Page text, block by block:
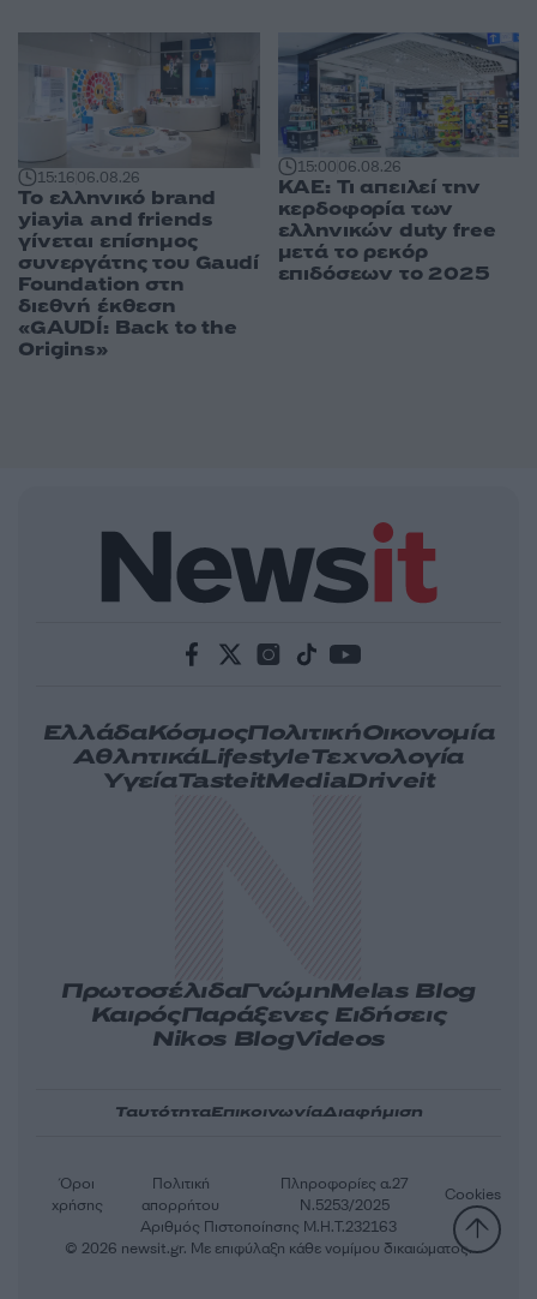
15:1606.08.26
Το ελληνικό brand
yiayia and friends
γίνεται επίσημος
συνεργάτης του Gaudí
Foundation στη
διεθνή έκθεση
«GAUDÍ: Back to the
Origins»
15:0006.08.26
ΚΑΕ: Τι απειλεί την
κερδοφορία των
ελληνικών duty free
μετά το ρεκόρ
επιδόσεων το 2025
ΕλλάδαΚόσμοςΠολιτικήΟικονομία
ΑθλητικάLifestyleΤεχνολογία
ΥγείαTasteitMediaDriveit
ΠρωτοσέλιδαΓνώμηMelas Blog
ΚαιρόςΠαράξενες Ειδήσεις
Nikos BlogVideos
ΤαυτότηταΕπικοινωνίαΔιαφήμιση
Αριθμός Πιστοποίησης Μ.Η.Τ.232163
Όροι
χρήσης
Πολιτική
απορρήτου
Πληροφορίες α.27
Ν.5253/2025
Cookies
© 2026 newsit.gr. Με επιφύλαξη κάθε νομίμου δικαιώματος.